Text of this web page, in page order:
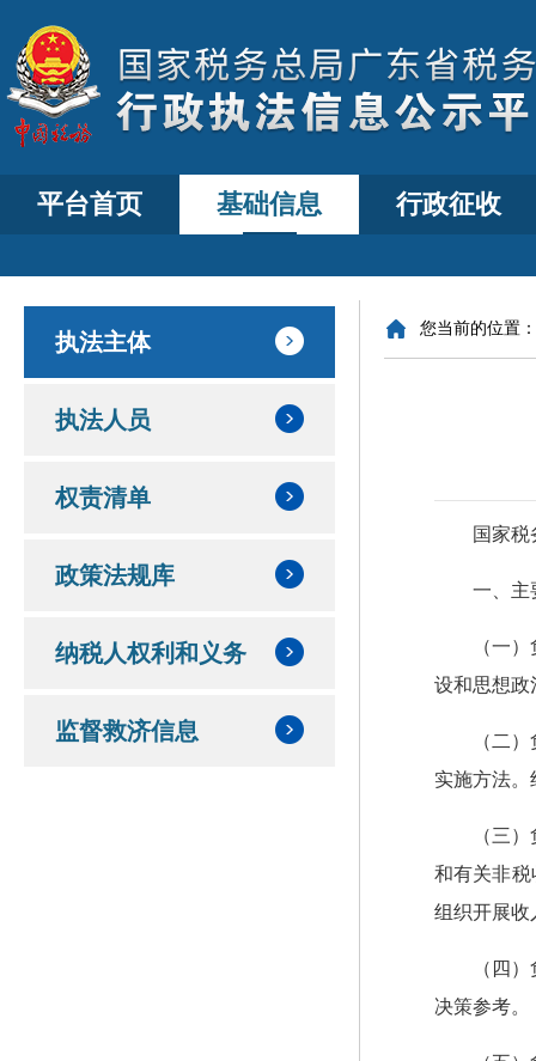
平台首页 基础信息 行政征收
执法主体
执法人员
权责清单
政策法规库
纳税人权利和义务
监督救济信息
您当前的位置
国家
一、主
（一
设和思想政
（二
实施方法
（三
和有关非
组织开展收
（四
决策参考。